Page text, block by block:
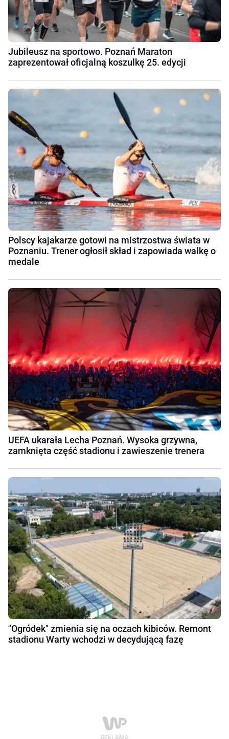
Jubileusz na sportowo. Poznań Maraton
zaprezentował oficjalną koszulkę 25. edycji
Polscy kajakarze gotowi na mistrzostwa świata w
Poznaniu. Trener ogłosił skład i zapowiada walkę o
medale
UEFA ukarała Lecha Poznań. Wysoka grzywna,
zamknięta część stadionu i zawieszenie trenera
"Ogródek" zmienia się na oczach kibiców. Remont
stadionu Warty wchodzi w decydującą fazę